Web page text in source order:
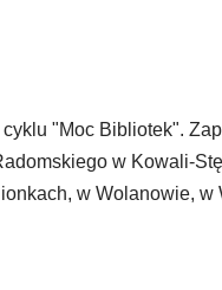
"Moc Bibliotek".
w Kowali-
w Wolanowie, w